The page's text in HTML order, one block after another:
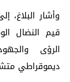
وأشار البلاغ،
قيم النضال
الرؤى
ديموقراطي